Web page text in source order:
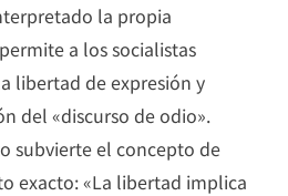
la propia
a los socialistas
libertad de expresión y
del «discurso de odio».
subvierte el concepto de
exacto: «La libertad implica